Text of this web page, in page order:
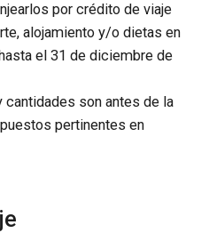
por crédito de viaje
alojamiento y/o dietas en
el 31 de diciembre de
son antes de la
pertinentes en